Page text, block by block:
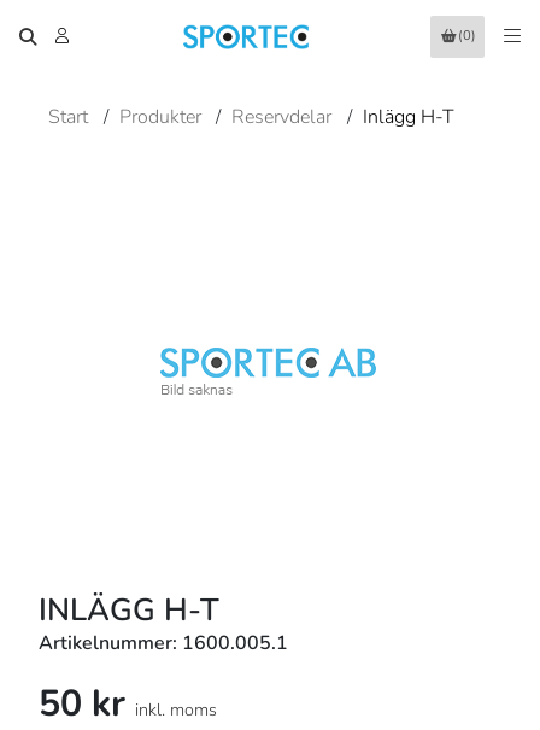
(0)
Start / Produkter / Reservdelar / Inlägg H-T
INLÄGG H-T
Artikelnummer: 1600.005.1
50 kr inkl. moms